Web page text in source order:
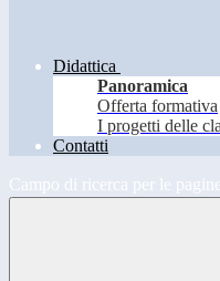
Didattica
Panoramica
Offerta formativa
I progetti delle
Contatti
Campo di ricerca per le